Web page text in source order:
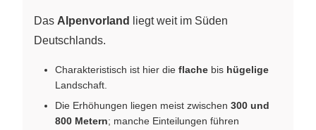
Das Alpenvorland
liegt weit im Süden
Deutschlands.
Charakteristisch ist hier die flache bis hügelige
Landschaft.
Die Erhöhungen liegen meist zwischen 300 und
800 Metern; manche Einteilungen führen